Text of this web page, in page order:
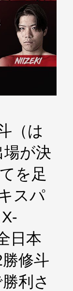
（は
が決
を足
スパ
日本
修斗
利さ